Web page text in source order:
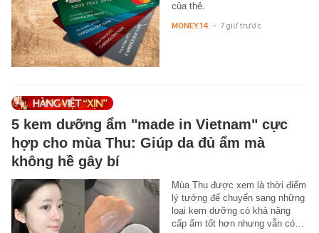
của thẻ.
MONEY.14 - 7 giờ trước
5 kem dưỡng ẩm "made in Vietnam" cực
hợp cho mùa Thu: Giúp da đủ ẩm mà
không hề gây bí
Mùa Thu được xem là thời điểm
lý tưởng để chuyển sang những
loại kem dưỡng có khả năng
cấp ẩm tốt hơn nhưng vẫn có…